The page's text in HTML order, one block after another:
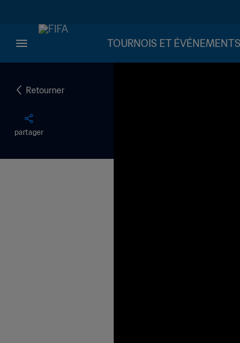
TOURNOIS ET ÉVÉNEMENTS
Retourner
partager